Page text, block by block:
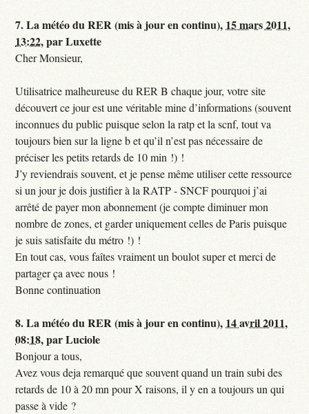
7.La météo du RER (mis à jour en continu), 15 mars 2011,
13:22,parLuxette
Cher Monsieur,
Utilisatrice malheureuse du RER B chaque jour, votre site
découvert ce jour est une véritable mine d’informations (souvent
inconnues du public puisque selon la ratp et la scnf, tout va
toujours bien sur la ligne b et qu’il n’est pas nécessaire de
préciser les petits retards de 10 min !) !
J’y reviendrais souvent, et je pense même utiliser cette ressource
si un jour je dois justifier à la RATP - SNCF pourquoi j’ai
arrêté de payer mon abonnement (je compte diminuer mon
nombre de zones, et garder uniquement celles de Paris puisque
je suis satisfaite du métro !) !
En tout cas, vous faîtes vraiment un boulot super et merci de
partager ça avec nous !
Bonne continuation
8.La météo du RER (mis à jour en continu), 14 avril 2011,
08:18,parLuciole
Bonjour a tous,
Avez vous deja remarqué que souvent quand un train subi des
retards de 10 à 20 mn pour X raisons, il y en a toujours un qui
passe à vide ?